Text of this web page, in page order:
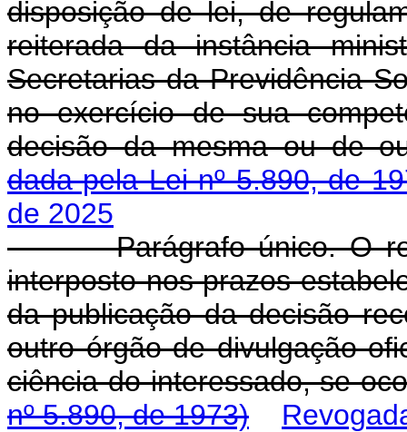
disposição de lei, de
reiterada da instância
Secretarias da Previdência
no exercício de sua
decisão da mesma ou de
dada pela Lei nº 5.890, de
de 2025
Parágrafo único. O
interposto nos prazos
da publicação da decisão
outro órgão de divulgação
ciência do interessado, se
nº 5.890, de 1973)